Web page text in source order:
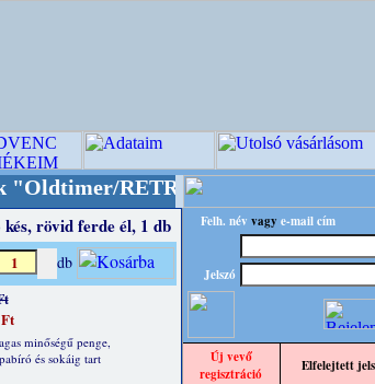
designba!
+++++++
rövid ferde él, 1 db
db
minőségű penge,
és sokáig tart
Felh. név vagy e-mail cím
Jelszó
Új vevő
regisztráció
Elfelejtett